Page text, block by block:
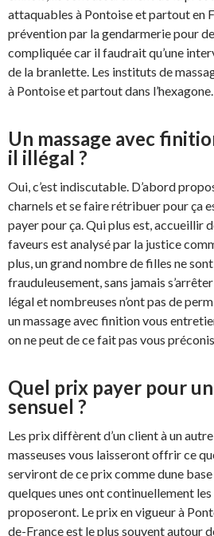
attaquables à Pontoise et partout en
prévention par la gendarmerie pour
compliquée car il faudrait qu’une
de la branlette. Les instituts de
à Pontoise et partout dans l’hexagone.
Un massage avec
il illégal ?
Oui, c’est indiscutable. D’abord
charnels et se faire rétribuer pour ça
payer pour ça. Qui plus est, accueillir
faveurs est analysé par la justice
plus, un grand nombre de filles ne
frauduleusement, sans jamais
légal et nombreuses n’ont pas de
un massage avec finition vous
on ne peut de ce fait pas vous
Quel prix payer pour un
sensuel ?
Les prix diffèrent d’un client à un
masseuses vous laisseront offrir ce
serviront de ce prix comme dune
quelques unes ont continuellement les
proposeront. Le prix en vigueur à
de-France est le plus souvent autour